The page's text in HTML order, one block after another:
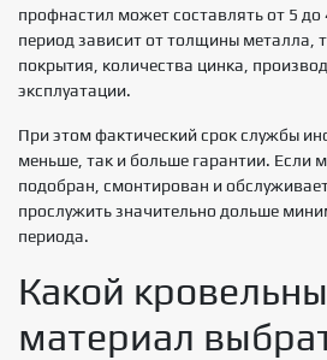
профнастил может составлять от 5 до
период зависит от толщины металла,
покрытия, количества цинка,
эксплуатации.
При этом фактический срок службы
меньше, так и больше гарантии. Если
подобран, смонтирован и
прослужить значительно дольше
периода.
Какой
материал